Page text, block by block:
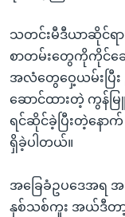
သတင်းမီဒီယာဆိုင်ရာ
စာတမ်းတွေကိုကိုင်ဆ
အလံတွေဝှေ့ယမ်းပြီး
ဆောင်ထားတဲ့ ကွန်
ရင်ဆိုင်ခဲ့ပြီးတဲ့နော
ရှိခဲ့ပါတယ်။
အခြေခံဥပဒေအရ
နှစ်သစ်ကူး အယ်ဒီတ